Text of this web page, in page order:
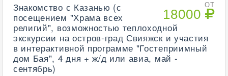
ОТ
18000
Знакомство с Казанью (с
посещением "Храма всех
религий", возможностью теплоходной
экскурсии на остров-град Свияжск и участия
в интерактивной программе "Гостеприимный
дом Бая", 4 дня + ж/д или авиа, май -
сентябрь)